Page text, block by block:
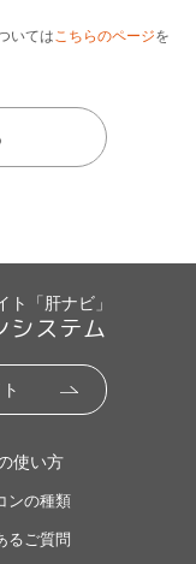
いてはこちらのページを
「肝ナビ」
システム
使い方
ンの種類
るご質問